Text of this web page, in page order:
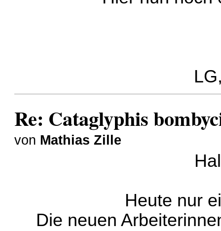
Re: Cataglyphis
von Mathias Zille
Heute nur
Die neuen